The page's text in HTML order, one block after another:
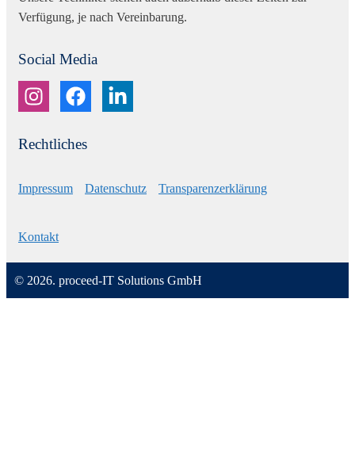
Verfügung, je nach Vereinbarung.
Social Media
Rechtliches
Impressum Datenschutz Transparenzerklärung
Kontakt
© 2026. proceed-IT Solutions GmbH